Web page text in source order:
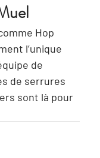
Hop
l’unique
de
de serrures
sont là pour